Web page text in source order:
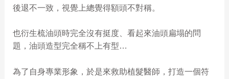
後退不一致，視覺上總覺得額頭不對稱。
也衍生梳油頭時完全沒有挺度、看起來油頭扁塌的問
題，油頭造型完全稱不上有型…
為了自身專業形象，於是來救助植髮醫師，打造一個符